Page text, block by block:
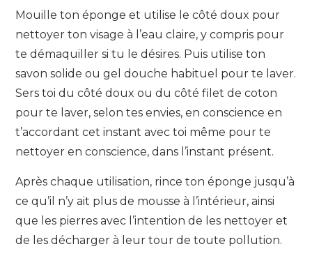
Mouille ton éponge et utilise le côté doux pour
nettoyer ton visage à l’eau claire, y compris pour
te démaquiller si tu le désires. Puis utilise ton
savon solide ou gel douche habituel pour te laver.
Sers toi du côté doux ou du côté filet de coton
pour te laver, selon tes envies, en conscience en
t’accordant cet instant avec toi même pour te
nettoyer en conscience, dans l’instant présent.
Après chaque utilisation, rince ton éponge jusqu’à
ce qu’il n’y ait plus de mousse à l’intérieur, ainsi
que les pierres avec l’intention de les nettoyer et
de les décharger à leur tour de toute pollution.